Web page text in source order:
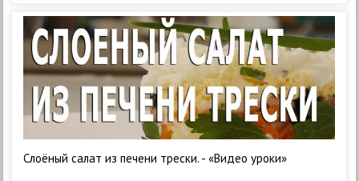
Слоёный салат из печени трески. - «Видео уроки»